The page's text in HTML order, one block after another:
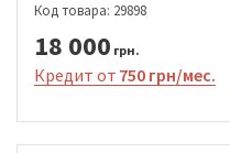
Код товара: 29898
18 000 грн.
Кредит от 750 грн/мес.